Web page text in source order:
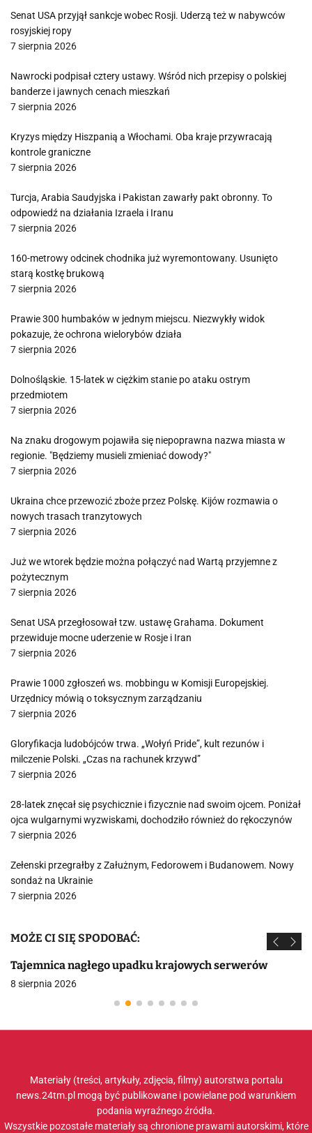
Senat USA przyjął sankcje wobec Rosji. Uderzą też w nabywców
rosyjskiej ropy
7 sierpnia 2026
Nawrocki podpisał cztery ustawy. Wśród nich przepisy o polskiej
banderze i jawnych cenach mieszkań
7 sierpnia 2026
Kryzys między Hiszpanią a Włochami. Oba kraje przywracają
kontrole graniczne
7 sierpnia 2026
Turcja, Arabia Saudyjska i Pakistan zawarły pakt obronny. To
odpowiedź na działania Izraela i Iranu
7 sierpnia 2026
160-metrowy odcinek chodnika już wyremontowany. Usunięto
starą kostkę brukową
7 sierpnia 2026
Prawie 300 humbaków w jednym miejscu. Niezwykły widok
pokazuje, że ochrona wielorybów działa
7 sierpnia 2026
Dolnośląskie. 15-latek w ciężkim stanie po ataku ostrym
przedmiotem
7 sierpnia 2026
Na znaku drogowym pojawiła się niepoprawna nazwa miasta w
regionie. "Będziemy musieli zmieniać dowody?"
7 sierpnia 2026
Ukraina chce przewozić zboże przez Polskę. Kijów rozmawia o
nowych trasach tranzytowych
7 sierpnia 2026
Już we wtorek będzie można połączyć nad Wartą przyjemne z
pożytecznym
7 sierpnia 2026
Senat USA przegłosował tzw. ustawę Grahama. Dokument
przewiduje mocne uderzenie w Rosje i Iran
7 sierpnia 2026
Prawie 1000 zgłoszeń ws. mobbingu w Komisji Europejskiej.
Urzędnicy mówią o toksycznym zarządzaniu
7 sierpnia 2026
Gloryfikacja ludobójców trwa. „Wołyń Pride”, kult rezunów i
milczenie Polski. „Czas na rachunek krzywd”
7 sierpnia 2026
28-latek znęcał się psychicznie i fizycznie nad swoim ojcem. Poniżał
ojca wulgarnymi wyzwiskami, dochodziło również do rękoczynów
7 sierpnia 2026
Zełenski przegrałby z Załużnym, Fedorowem i Budanowem. Nowy
sondaż na Ukrainie
7 sierpnia 2026
MOŻE CI SIĘ SPODOBAĆ:
Tajemnica nagłego upadku krajowych serwerów
8 sierpnia 2026
Materiały (treści, artykuły, zdjęcia, filmy) autorstwa portalu
news.24tm.pl mogą być publikowane i powielane pod warunkiem
podania wyraźnego źródła.
Wszystkie pozostałe materiały są chronione prawami autorskimi, które